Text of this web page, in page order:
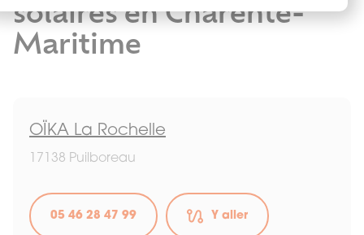
solaires en Charente-
Maritime
OÏKA La Rochelle
17138 Puilboreau
05 46 28 47 99 Y aller